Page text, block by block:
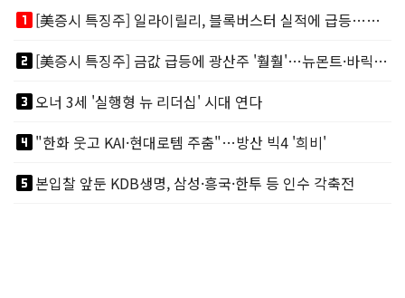
looks_one
[美증시 특징주] 일라이릴리, 블록버스터 실적에 급등…마운자로 매출 폭발
looks_two
[美증시 특징주] 금값 급등에 광산주 '훨훨'…뉴몬트·바릭마이닝 주도
looks_3오너 3세 '실행형 뉴 리더십' 시대 연다
looks_4"한화 웃고 KAI·현대로템 주춤"…방산 빅4 '희비'
looks_5본입찰 앞둔 KDB생명, 삼성·흥국·한투 등 인수 각축전